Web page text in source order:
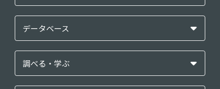
データベース
調べる・学ぶ